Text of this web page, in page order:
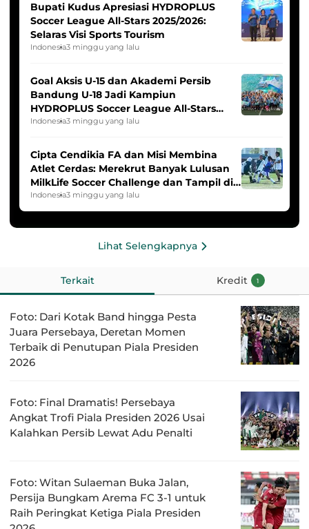
Bupati Kudus Apresiasi HYDROPLUS
Soccer League All-Stars 2025/2026:
Selaras Visi Sports Tourism
Indonesia3 minggu yang lalu
Goal Aksis U-15 dan Akademi Persib
Bandung U-18 Jadi Kampiun
HYDROPLUS Soccer League All-Stars
2025/2026
Indonesia3 minggu yang lalu
Cipta Cendikia FA dan Misi Membina
Atlet Cerdas: Merekrut Banyak Lulusan
MilkLife Soccer Challenge dan Tampil di
HYDROPLUS Soccer League
Indonesia3 minggu yang lalu
Lihat Selengkapnya
Terkait Kredit 1
Foto: Dari Kotak Band hingga Pesta
Juara Persebaya, Deretan Momen
Terbaik di Penutupan Piala Presiden
2026
Foto: Final Dramatis! Persebaya
Angkat Trofi Piala Presiden 2026 Usai
Kalahkan Persib Lewat Adu Penalti
Foto: Witan Sulaeman Buka Jalan,
Persija Bungkam Arema FC 3-1 untuk
Raih Peringkat Ketiga Piala Presiden